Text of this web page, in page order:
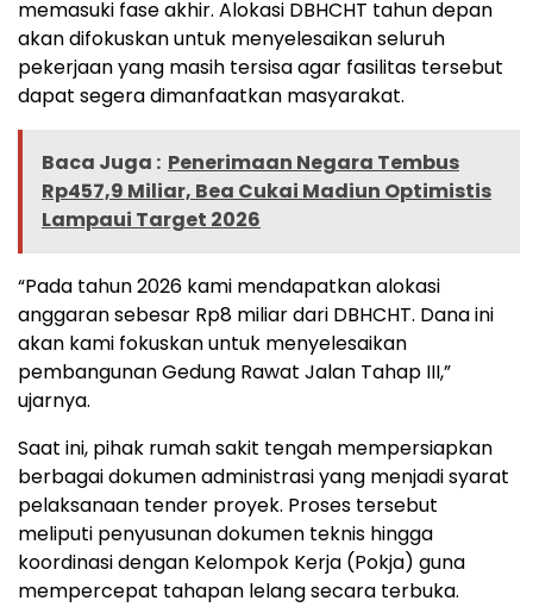
memasuki fase akhir. Alokasi DBHCHT tahun depan
akan difokuskan untuk menyelesaikan seluruh
pekerjaan yang masih tersisa agar fasilitas tersebut
dapat segera dimanfaatkan masyarakat.
Baca Juga : Penerimaan Negara Tembus
Rp457,9 Miliar, Bea Cukai Madiun Optimistis
Lampaui Target 2026
“Pada tahun 2026 kami mendapatkan alokasi
anggaran sebesar Rp8 miliar dari DBHCHT. Dana ini
akan kami fokuskan untuk menyelesaikan
pembangunan Gedung Rawat Jalan Tahap III,”
ujarnya.
Saat ini, pihak rumah sakit tengah mempersiapkan
berbagai dokumen administrasi yang menjadi syarat
pelaksanaan tender proyek. Proses tersebut
meliputi penyusunan dokumen teknis hingga
koordinasi dengan Kelompok Kerja (Pokja) guna
mempercepat tahapan lelang secara terbuka.